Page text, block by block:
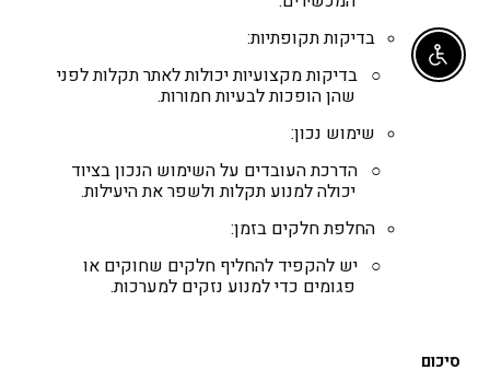
בדיקות תקופתיות:
○ בדיקות מקצועיות יכולות לאתר תקלות לפני
שהן הופכות לבעיות חמורות.
שימוש נכון:
○ הדרכת העובדים על השימוש הנכון בציוד
יכולה למנוע תקלות ולשפר את היעילות.
החלפת חלקים בזמן:
○ יש להקפיד להחליף חלקים שחוקים או
פגומים כדי למנוע נזקים למערכות.
סיכום
Enable accessibility